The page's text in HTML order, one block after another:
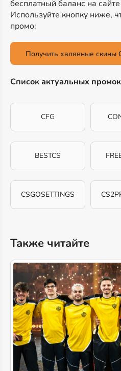
бесплатный баланс на
Используйте кнопку ниже,
промо:
Получить халявные скины
Список актуальных
CFG
BESTCS
CSGOSETTINGS
Также читайте